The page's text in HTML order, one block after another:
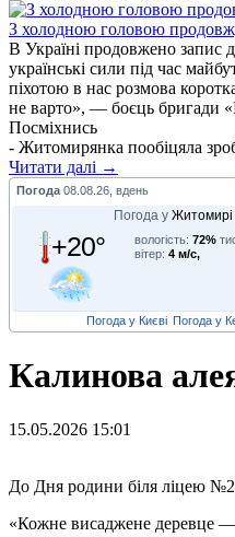
З холодною головою
В Україні продовжено запис
українські сили під час
піхотою в нас розмова
не варто», — боєць бригади
Посміхнись
- Житомирянка пообіцяла
Читати далі →
Погода 08.08.26, вдень
Погода у Житомирі
+20° вологість: 72%
вітер: 4 м/с,
Погода у Києві Погода у
Калинова
15.05.2026 15:01
До Дня родини біля ліцею
«Кожне висаджене деревце —